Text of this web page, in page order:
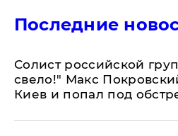
Последние
Солист российской
свело!" Макс
Киев и попал под